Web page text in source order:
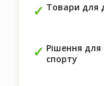
Товари для
Рішення для
спорту